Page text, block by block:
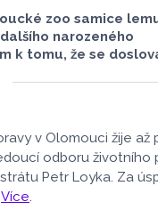
zoo samice
narozeného
k tomu, že se
jedná o samce.
zato samci
v Olomouci žije až
odboru životního
Petr Loyka. Za
Více.